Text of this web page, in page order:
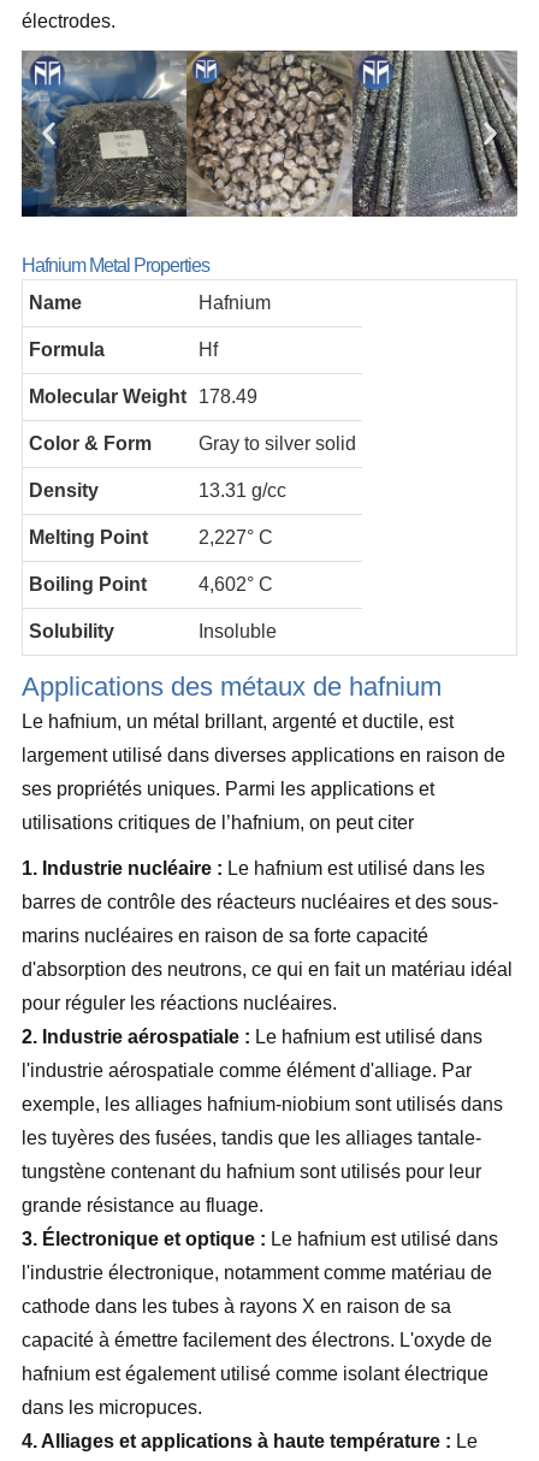
électrodes.
Hafnium Metal Properties
Name
Hafnium
Formula Hf
Molecular Weight 178.49
Color & Form Gray to silver solid
Density 13.31 g/cc
Melting Point 2,227° C
Boiling Point 4,602° C
Solubility Insoluble
Applications des métaux de hafnium
Le hafnium, un métal brillant, argenté et ductile, est
largement utilisé dans diverses applications en raison de
ses propriétés uniques. Parmi les applications et
utilisations critiques de l’hafnium, on peut citer
1. Industrie nucléaire : Le hafnium est utilisé dans les
barres de contrôle des réacteurs nucléaires et des sous-
marins nucléaires en raison de sa forte capacité
d'absorption des neutrons, ce qui en fait un matériau idéal
pour réguler les réactions nucléaires.
2. Industrie aérospatiale : Le hafnium est utilisé dans
l'industrie aérospatiale comme élément d'alliage. Par
exemple, les alliages hafnium-niobium sont utilisés dans
les tuyères des fusées, tandis que les alliages tantale-
tungstène contenant du hafnium sont utilisés pour leur
grande résistance au fluage.
3. Électronique et optique : Le hafnium est utilisé dans
l'industrie électronique, notamment comme matériau de
cathode dans les tubes à rayons X en raison de sa
capacité à émettre facilement des électrons. L'oxyde de
hafnium est également utilisé comme isolant électrique
dans les micropuces.
4. Alliages et applications à haute température : Le